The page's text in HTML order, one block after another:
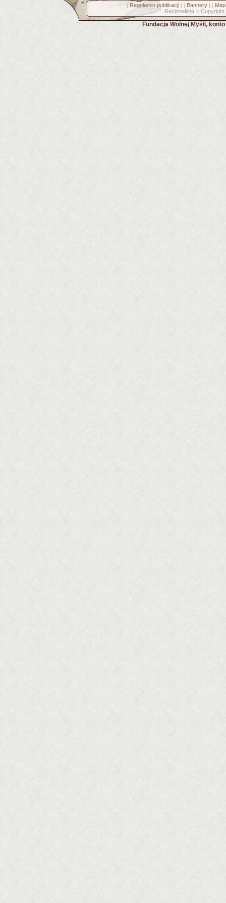
[ Regulamin publikacji] [ Bannery] [
Racjonalista © Copyright
Fundacja Wolnej Myśli,